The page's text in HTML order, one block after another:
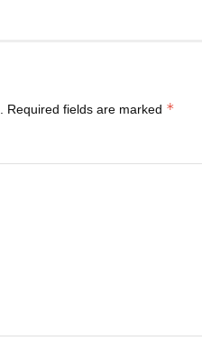
Required fields are marked *